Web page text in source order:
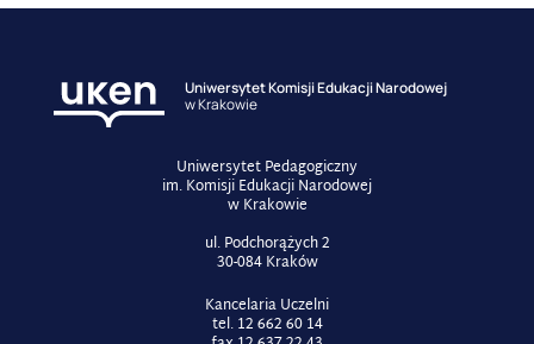
Uniwersytet Komisji Edukacji Narodowej
w Krakowie
Uniwersytet Pedagogiczny
im. Komisji Edukacji Narodowej
w Krakowie
ul. Podchorążych 2
30-084 Kraków
Kancelaria Uczelni
tel. 12 662 60 14